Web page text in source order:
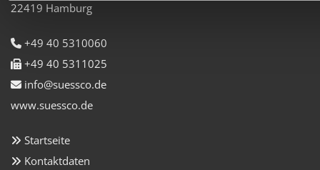
22419 Hamburg
 +49 40 5310060
 +49 40 5311025
 info@suessco.de
www.suessco.de
 Startseite
 Kontaktdaten